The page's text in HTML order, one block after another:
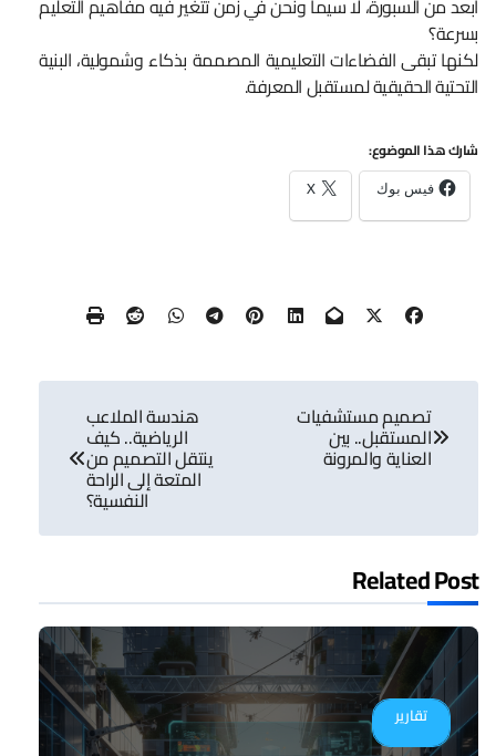
أبعد من السبورة، لا سيما ونحن في زمن تتغير فيه مفاهيم التعليم
بسرعة؟
لكنها تبقى الفضاءات التعليمية المصممة بذكاء وشمولية، البنية
التحتية الحقيقية لمستقبل المعرفة.
شارك هذا الموضوع:
فيس بوك X
تصفّح
المقالات
تصميم مستشفيات
المستقبل.. بين
العناية والمرونة
هندسة الملاعب
الرياضية.. كيف
ينتقل التصميم من
المتعة إلى الراحة
النفسية؟
Related Post
تقارير